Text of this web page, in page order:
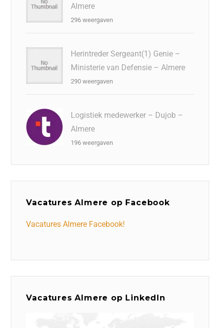
Almere
296 weergaven
Herintreder Sergeant(1) Genie –
Ministerie van Defensie – Almere
290 weergaven
Logistiek medewerker – Dujob –
Almere
196 weergaven
Vacatures Almere op Facebook
Vacatures Almere Facebook!
Vacatures Almere op LinkedIn